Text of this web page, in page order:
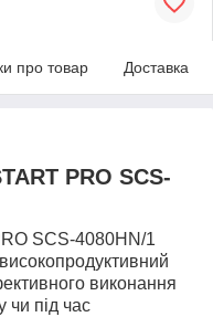
про товар Доставка
PRO SCS-
SCS-4080HN/1
виконання
чи під час